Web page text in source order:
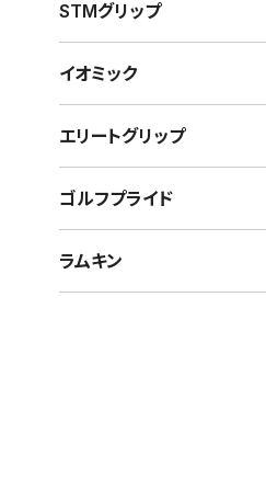
STMグリップ
イオミック
エリートグリップ
ゴルフプライド
ラムキン